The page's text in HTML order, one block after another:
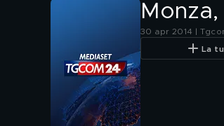
30 apr 2014 |
La